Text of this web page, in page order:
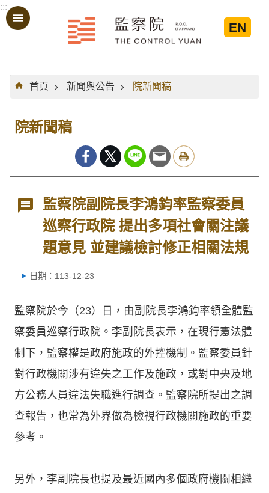
跳到主要內容區塊
:::
EN
:::
首頁
新聞與公告 院新聞稿
院新聞稿
監察院副院長李鴻鈞率監察委員
巡察行政院 提出多項社會關注議
題意見 並建議檢討修正相關法規
日期：113-12-23
監察院於今（23）日，由副院長李鴻鈞率領全體監
察委員巡察行政院。李副院長表示，在現行憲法體
制下，監察權是政府施政的外控機制。監察委員針
對行政機關涉有違失之工作及施政，或對中央及地
方公務人員違法失職進行調查。監察院所提出之調
查報告，也常為外界做為檢視行政機關施政的重要
參考。
另外，李副院長也提及最近國內多個政府機關相繼